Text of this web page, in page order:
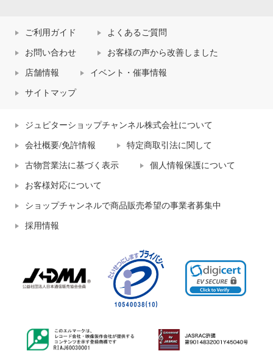
ご利用ガイド よくあるご質問
お問い合わせ お客様の声から改善しました
店舗情報 イベント・催事情報
サイトマップ
ジュピターショップチャンネル株式会社について
会社概要/免許情報 特定商取引法に関して
古物営業法に基づく表示 個人情報保護について
お客様対応について
ショップチャンネルで商品販売希望の事業者募集中
採用情報